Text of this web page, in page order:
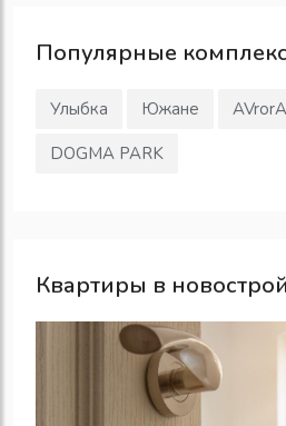
Популярные
Улыбка Южане AVrorA
DOGMA PARK
Квартиры в